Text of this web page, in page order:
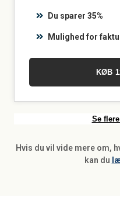
Du sparer 35%
Mulighed for
KØB
Se
Hvis du vil vide mere om,
kan du